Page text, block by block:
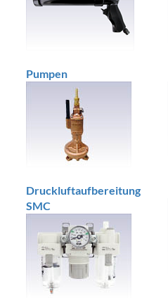
Pumpen
Druckluftaufbereitung
SMC